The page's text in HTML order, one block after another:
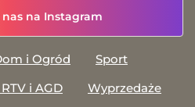
nas na Instagram
i Ogród
Sport
i AGD
Wyprzedaże